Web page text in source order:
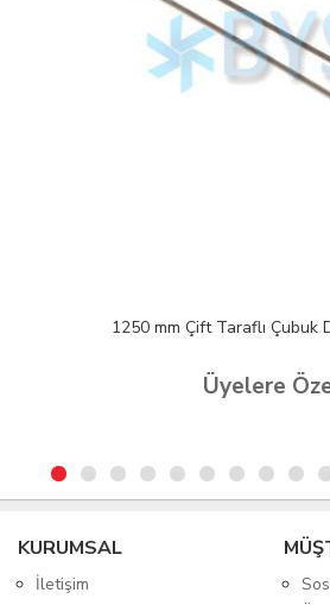
1250 mm Çift Taraflı Çubuk
Üyelere
KURUMSAL
İletişim